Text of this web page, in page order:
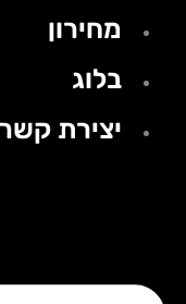
מחירון
בלוג
יצירת קשר